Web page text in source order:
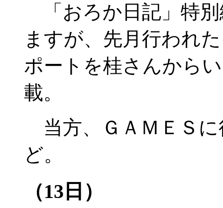
「おろか日記」特
ますが、先月行われ
ポートを桂さんから
載。
当方、ＧＡＭＥＳに
ど。
（13日）